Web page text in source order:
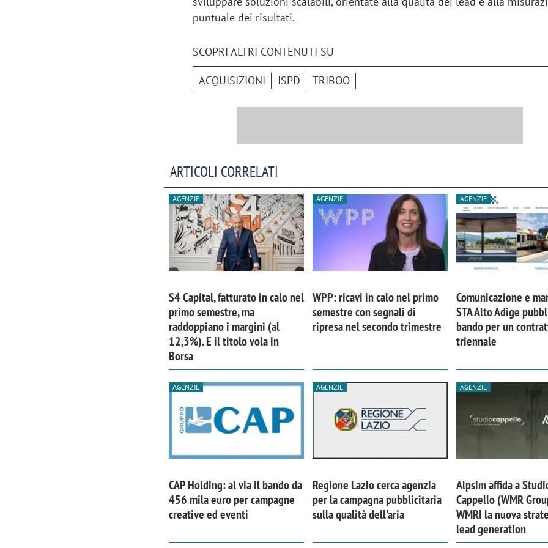
puntuale dei risultati.
SCOPRI ALTRI CONTENUTI SU
ACQUISIZIONI ISPD TRIBOO
ARTICOLI CORRELATI
AGENZIE
S4 Capital, fatturato in calo nel
primo semestre, ma
raddoppiano i margini (al
12,3%). E il titolo vola in
Borsa
AGENZIE
WPP: ricavi in calo nel primo
semestre con segnali di
ripresa nel secondo trimestre
AGENZIE
Comunicazione e
STA Alto Adige
bando per un
triennale
AGENZIE
CAP Holding: al via il bando da
456 mila euro per campagne
creative ed eventi
AGENZIE
Regione Lazio cerca agenzia
per la campagna pubblicitaria
sulla qualità dell'aria
AGENZIE
Alpsim affida a
Cappello (WMR
WMRI la nuova
lead generation